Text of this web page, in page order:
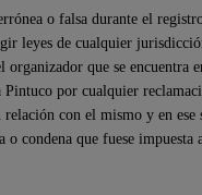
o falsa durante el
leyes de cualquier
que se encuentra
por cualquier
con el mismo y en ese
condena que fuese impuesta